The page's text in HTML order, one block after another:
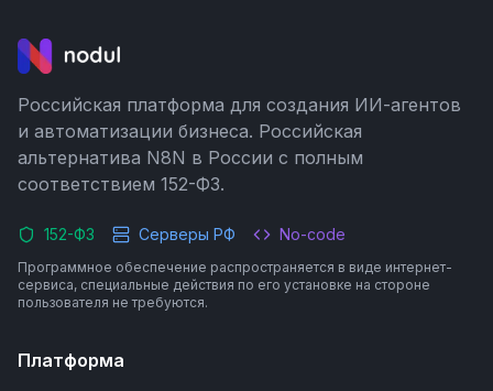
Российская платформа для создания ИИ-агентов
и автоматизации бизнеса. Российская
альтернатива N8N в России с полным
соответствием 152-ФЗ.
152-ФЗ Серверы РФ No-code
Программное обеспечение распространяется в виде интернет-
сервиса, специальные действия по его установке на стороне
пользователя не требуются.
Платформа